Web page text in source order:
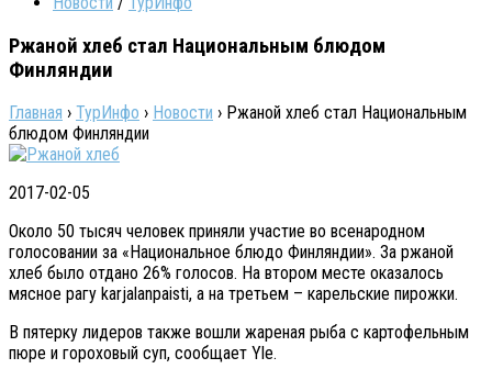
Ржаной хлеб стал Национальным блюдом
Финляндии
Главная › ТурИнфо › Новости › Ржаной хлеб стал Национальным
блюдом Финляндии
2017-02-05
Около 50 тысяч человек приняли участие во всенародном
голосовании за «Национальное блюдо Финляндии». За ржаной
хлеб было отдано 26% голосов. На втором месте оказалось
мясное рагу karjalanpaisti, а на третьем – карельские пирожки.
В пятерку лидеров также вошли жареная рыба с картофельным
пюре и гороховый суп, сообщает Yle.